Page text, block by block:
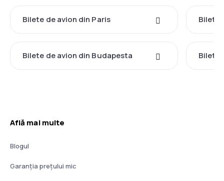
Bilete de avion din Paris Bilete
Bilete de avion din Budapesta Bilete
Află mai multe
Blogul
Garanția prețului mic